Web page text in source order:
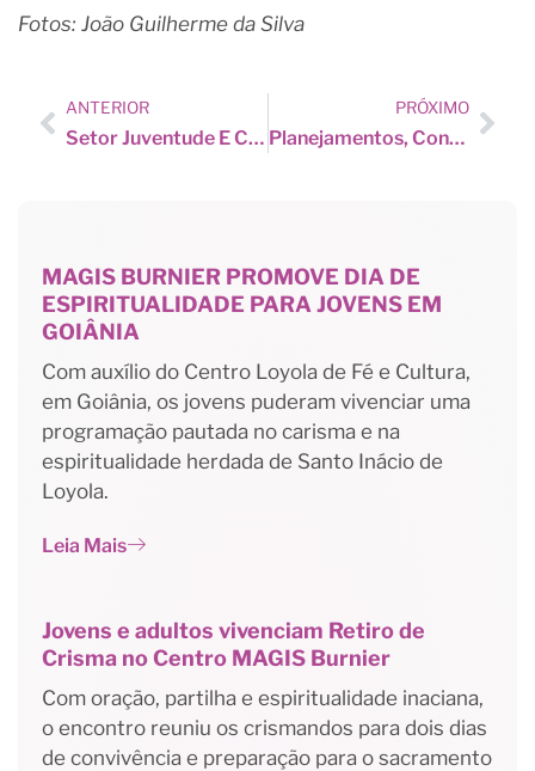
Fotos: João Guilherme da Silva
ANTERIOR
Setor Juventude E Centro MAGIS Burnier Realizam Encontro Diocesano
PRÓXIMO
Planejamentos, Conversas E Conexões No Fim De Semana Do CMB
MAGIS BURNIER PROMOVE DIA DE
ESPIRITUALIDADE PARA JOVENS EM
GOIÂNIA
Com auxílio do Centro Loyola de Fé e Cultura,
em Goiânia, os jovens puderam vivenciar uma
programação pautada no carisma e na
espiritualidade herdada de Santo Inácio de
Loyola.
Leia Mais
Jovens e adultos vivenciam Retiro de
Crisma no Centro MAGIS Burnier
Com oração, partilha e espiritualidade inaciana,
o encontro reuniu os crismandos para dois dias
de convivência e preparação para o sacramento